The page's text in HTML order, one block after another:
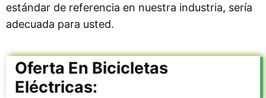
estándar de referencia en nuestra industria, sería
adecuada para usted.
Oferta En Bicicletas
Eléctricas: